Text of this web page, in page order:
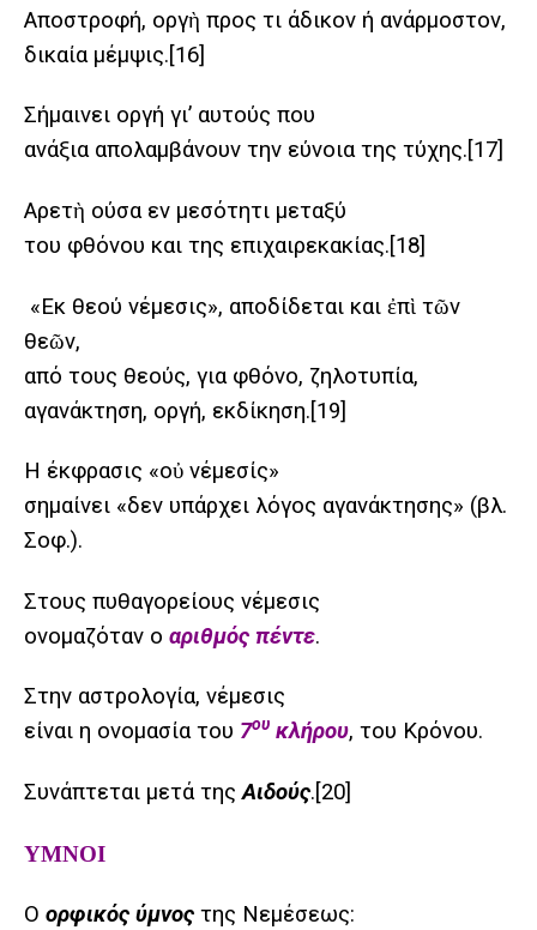
Αποστροφή, οργὴ προς τι άδικον ή ανάρμοστον,
δικαία μέμψις.[16]
Σήμαινει οργή γι’ αυτούς που
ανάξια απολαμβάνουν την εύνοια της τύχης.[17]
Αρετὴ ούσα εν μεσότητι μεταξύ
του φθόνου και της επιχαιρεκακίας.[18]
«Εκ θεού νέμεσις», αποδίδεται και ἐπὶ τῶν
θεῶν,
από τους θεούς, για φθόνο, ζηλοτυπία,
αγανάκτηση, οργή, εκδίκηση.[19]
Η έκφρασις «οὐ νέμεσίς»
σημαίνει «δεν υπάρχει λόγος αγανάκτησης» (βλ.
Σοφ.).
Στους πυθαγορείους νέμεσις
ονομαζόταν ο αριθμός πέντε.
Στην αστρολογία, νέμεσις
είναι η ονομασία του 7ου κλήρου, του Κρόνου.
Συνάπτεται μετά τηςΑιδούς.[20]
ΥΜΝΟΙ
Ο ορφικός ύμνος της Νεμέσεως: